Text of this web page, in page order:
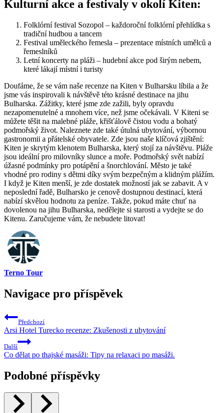
Kulturní akce a festivaly v okolí Kiten:
Folklórní festival Sozopol – každoroční folklórní přehlídka s
tradiční hudbou a tancem
Festival uměleckého řemesla – prezentace místních umělců a
řemeslníků
Letní koncerty na pláži – hudební akce pod širým nebem,
které lákají místní i turisty
Doufáme, že se vám naše recenze na Kiten v Bulharsku líbila a že
jsme vás inspirovali k návštěvě této krásné destinace na jihu
Bulharska. Zážitky, které jsme zde zažili, byly opravdu
nezapomenutelné a mnohem více, než jsme očekávali. V Kiteni se
můžete těšit na malebné pláže, křišťálově čistou vodu a bohatý
podmořský život. Naleznete zde také útulná ubytování, výbornou
gastronomii a přátelské obyvatele. Zde jsou naše klíčová zjištění:
Kiten je skrytým klenotem Bulharska, který stojí za návštěvu. Pláže
jsou ideální pro milovníky slunce a moře. Podmořský svět nabízí
úžasné podmínky pro potápění a šnorchlování. Město je také
vhodné pro rodiny s dětmi díky svým bezpečným a klidným plážím.
I když je Kiten menší, je zde dostatek možností jak se zabavit. A v
neposlední řadě, Bulharsko je cenově dostupnou destinací, která
nabízí skvělou hodnotu za peníze. Takže, pokud máte chuť na
dovolenou na jihu Bulharska, nedělejte si starosti a vydejte se do
Kitenu. Zaručujeme vám, že nebudete litovat!
Terno Tour
Navigace pro příspěvek
Předchozí
Arsi Hotel Turecko recenze: Zkušenosti z ubytování
Další
Co dělat po thajské masáži: Tipy na relaxaci po masáži.
Podobné příspěvky